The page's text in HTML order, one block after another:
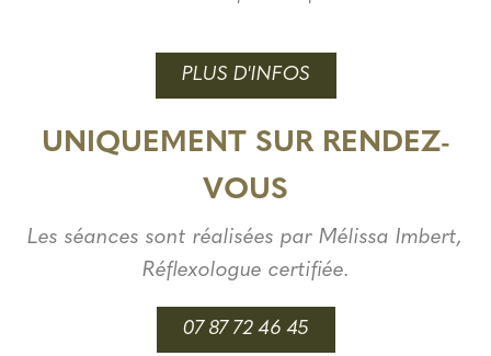
PLUS D'INFOS
UNIQUEMENT SUR RENDEZ-
VOUS
Les séances sont réalisées par Mélissa Imbert,
Réflexologue certifiée.
07 87 72 46 45